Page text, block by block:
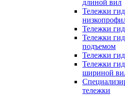
длиной вил
Тележки
Тележки
Тележки
подъемом
Тележки
Тележки
шириной
тележки